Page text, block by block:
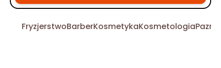
FryzjerstwoBarberKosmetykaKosmetologia